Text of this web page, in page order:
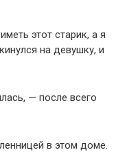
этот старик, а я
на девушку, и
— после всего
в этом доме.